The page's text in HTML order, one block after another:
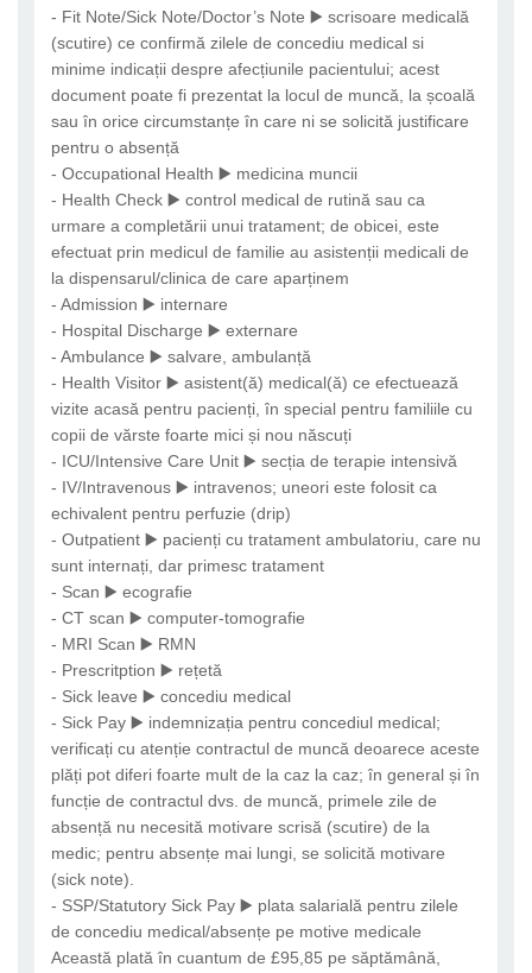
- Fit Note/Sick Note/Doctor’s Note ▶️ scrisoare medicală
(scutire) ce confirmă zilele de concediu medical si
minime indicații despre afecțiunile pacientului; acest
document poate fi prezentat la locul de muncă, la școală
sau în orice circumstanțe în care ni se solicită justificare
pentru o absență
- Occupational Health ▶️ medicina muncii
- Health Check ▶️ control medical de rutină sau ca
urmare a completării unui tratament; de obicei, este
efectuat prin medicul de familie au asistenții medicali de
la dispensarul/clinica de care aparținem
- Admission ▶️ internare
- Hospital Discharge ▶️ externare
- Ambulance ▶️ salvare, ambulanță
- Health Visitor ▶️ asistent(ă) medical(ă) ce efectuează
vizite acasă pentru pacienți, în special pentru familiile cu
copii de vărste foarte mici și nou născuți
- ICU/Intensive Care Unit ▶️ secția de terapie intensivă
- IV/Intravenous ▶️ intravenos; uneori este folosit ca
echivalent pentru perfuzie (drip)
- Outpatient ▶️ pacienți cu tratament ambulatoriu, care nu
sunt internați, dar primesc tratament
- Scan ▶️ ecografie
- CT scan ▶️ computer-tomografie
- MRI Scan ▶️ RMN
- Prescritption ▶️ rețetă
- Sick leave ▶️ concediu medical
- Sick Pay ▶️ indemnizația pentru concediul medical;
verificați cu atenție contractul de muncă deoarece aceste
plăți pot diferi foarte mult de la caz la caz; în general și în
funcție de contractul dvs. de muncă, primele zile de
absență nu necesită motivare scrisă (scutire) de la
medic; pentru absențe mai lungi, se solicită motivare
(sick note).
- SSP/Statutory Sick Pay ▶️ plata salarială pentru zilele
de concediu medical/absențe pe motive medicale
Această plată în cuantum de £95,85 pe săptămână,